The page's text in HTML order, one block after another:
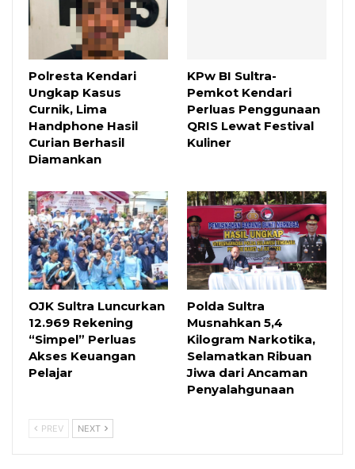
Polresta Kendari
Ungkap Kasus
Curnik, Lima
Handphone Hasil
Curian Berhasil
Diamankan
KPw BI Sultra-
Pemkot Kendari
Perluas Penggunaan
QRIS Lewat Festival
Kuliner
OJK Sultra Luncurkan
12.969 Rekening
“Simpel” Perluas
Akses Keuangan
Pelajar
Polda Sultra
Musnahkan 5,4
Kilogram Narkotika,
Selamatkan Ribuan
Jiwa dari Ancaman
Penyalahgunaan
PREV NEXT